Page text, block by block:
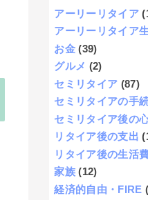
アーリーリタイア
アーリーリタイア
お金 (39)
グルメ (2)
セミリタイア (87)
セミリタイアの手
セミリタイア後の
リタイア後の支出
リタイア後の生活
家族 (12)
経済的自由・FIRE